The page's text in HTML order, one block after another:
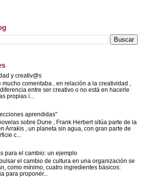
y creativ@s
mucho comentaba , en relación a la creatividad ,
entre ser creativo o no está en hacerle
propias i...
aprendidas"
sobre Dune , Frank Herbert sitúa parte de la
Arrakis , un planeta sin agua, con gran parte de
c...
para el cambio: un ejemplo
el cambio de cultura en una organización se
como mínimo, cuatro ingredientes básicos:
para proponér...